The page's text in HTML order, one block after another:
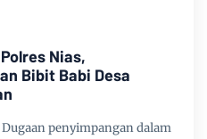
Nias,
Bibit Babi Desa
penyimpangan dalam